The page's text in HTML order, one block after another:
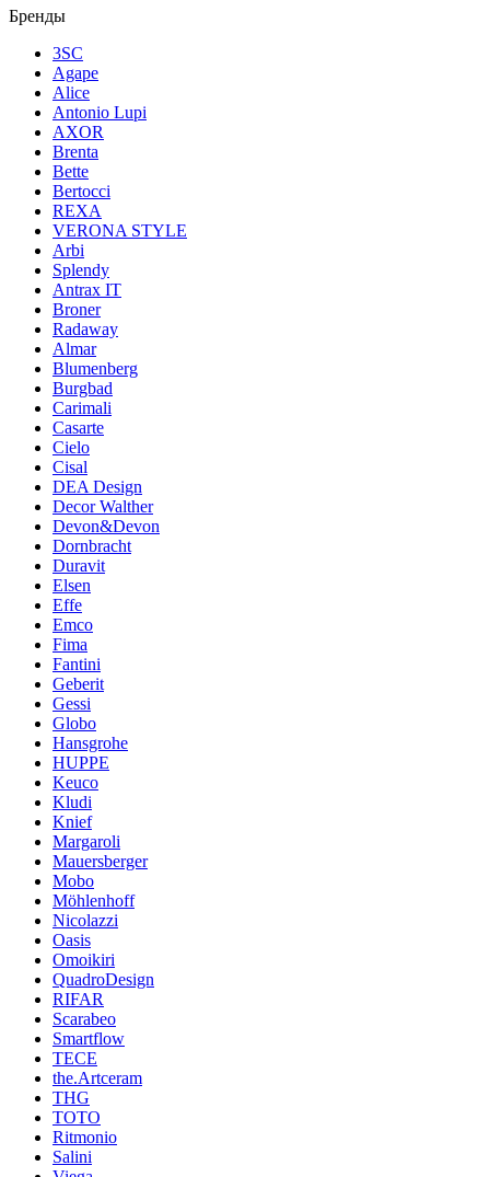
Бренды
3SC
Agape
Alice
Antonio Lupi
AXOR
Brenta
Bette
Bertocci
REXA
VERONA STYLE
Arbi
Splendy
Antrax IT
Broner
Radaway
Almar
Blumenberg
Burgbad
Carimali
Casarte
Cielo
Cisal
DEA Design
Decor Walther
Devon&Devon
Dornbracht
Duravit
Elsen
Effe
Emco
Fima
Fantini
Geberit
Gessi
Globo
Hansgrohe
HUPPE
Keuco
Kludi
Knief
Margaroli
Mauersberger
Mobo
Möhlenhoff
Nicolazzi
Oasis
Omoikiri
QuadroDesign
RIFAR
Scarabeo
Smartflow
TECE
the.Artceram
THG
TOTO
Ritmonio
Salini